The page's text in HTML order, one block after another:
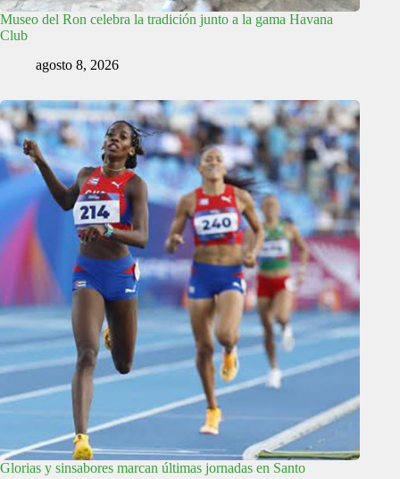
Museo del Ron celebra la tradición junto a la gama Havana
Club
agosto 8, 2026
Glorias y sinsabores marcan últimas jornadas en Santo